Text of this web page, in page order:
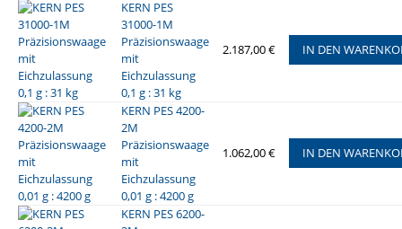
KERN PES
31000-1M
Präzisionswaage
mit
Eichzulassung
0,1 g : 31 kg
2.187,00 € IN DEN
KERN PES 4200-
2M
Präzisionswaage
mit
Eichzulassung
0,01 g : 4200 g
1.062,00 € IN DEN
KERN PES 6200-